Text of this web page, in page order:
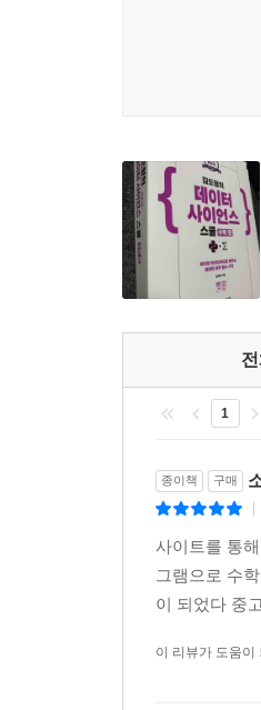
_ 행렬의 연산과
[3장 고급 선형대수]
_ 기하학에서 선
[4장 심파이
_ 머신러닝에서
_ 머신러닝에서
_ 변분법 개념을
[5장 사이파이
_ 사이파이 패키
1
종이책 구매
사이트를 통
그램으로 수
이 되었다 중
이 리뷰가 도움이